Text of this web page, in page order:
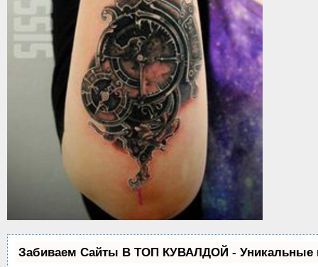
Забиваем Сайты В ТОП КУВАЛДОЙ - Уникальные